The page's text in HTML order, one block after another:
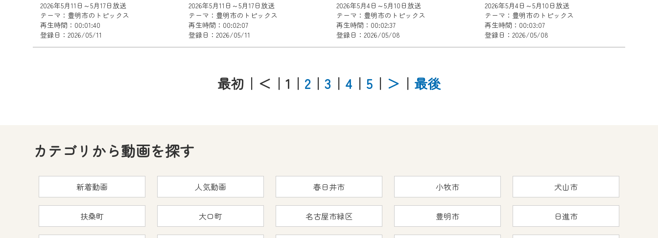
2026年5月11日～5月17日放送
テーマ：豊明市のトピックス
再生時間：00:01:40
登録日：2026/05/11
2026年5月11日～5月17日放送
テーマ：豊明市のトピックス
再生時間：00:02:07
登録日：2026/05/11
2026年5月4日～5月10日放送
テーマ：豊明市のトピックス
再生時間：00:02:37
登録日：2026/05/08
2026年5月4日～5月10日放送
テーマ：豊明市のトピックス
再生時間：00:03:07
登録日：2026/05/08
最初 ｜＜ ｜1 ｜ 2 ｜ 3 ｜ 4 ｜ 5 ｜ ＞ ｜ 最後
カテゴリから動画を探す
新着動画 人気動画 春日井市 小牧市 犬山市
扶桑町 大口町 名古屋市緑区 豊明市 日進市